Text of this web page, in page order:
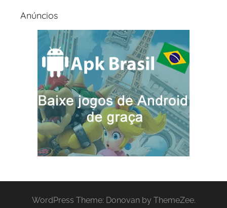
Anúncios
WordPress Theme: Donovan by ThemeZee.